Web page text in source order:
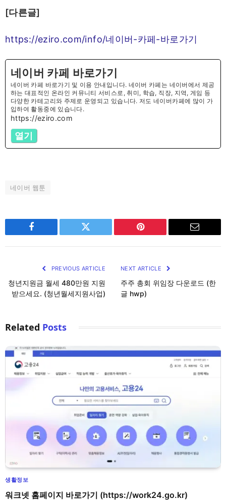
[다른글]
https://eziro.com/info/네이버-카페-바로가기
네이버 카페 바로가기
네이버 카페 바로가기 및 이용 안내입니다. 네이버 카페는 네이버에서 제공
하는 대표적인 온라인 커뮤니티 서비스로, 취미, 학습, 직장, 지역, 게임 등
다양한 카테고리와 주제로 운영되고 있습니다. 저도 네이버카페에 많이 가
입하여 활동중에 있습니다.
https://eziro.com
열기
네이버 웹툰
Facebook Twitter Pinterest Email
PREVIOUS ARTICLE
청년지원금 월세 480만원 지원
받으세요. (청년월세지원사업)
NEXT ARTICLE
주주 총회 위임장 다운로드 (한
글 hwp)
Related Posts
생활정보
워크넷 홈페이지 바로가기 (https://work24.go.kr)